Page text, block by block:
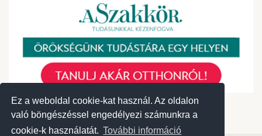
Ez a weboldal cookie-kat használ. Az oldalon
való böngészéssel engedélyezi számunkra a
cookie-k használatát. További információ
Ez a weboldal cookie-kat használ. Az oldalon
való böngészéssel engedélyezi számunkra a
cookie-k használatát. További információ